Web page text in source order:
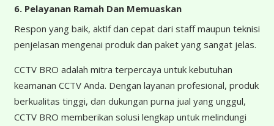
6. Pelayanan Ramah Dan Memuaskan
Respon yang baik, aktif dan cepat dari staff maupun teknisi
penjelasan mengenai produk dan paket yang sangat jelas.
CCTV BRO adalah mitra terpercaya untuk kebutuhan
keamanan CCTV Anda. Dengan layanan profesional, produk
berkualitas tinggi, dan dukungan purna jual yang unggul,
CCTV BRO memberikan solusi lengkap untuk melindungi